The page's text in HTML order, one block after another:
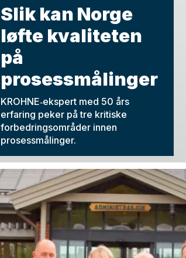
Slik kan Norge
løfte kvaliteten
på
prosessmålinger
KROHNE‑ekspert med 50 års
erfaring peker på tre kritiske
forbedringsområder innen
prosessmålinger.